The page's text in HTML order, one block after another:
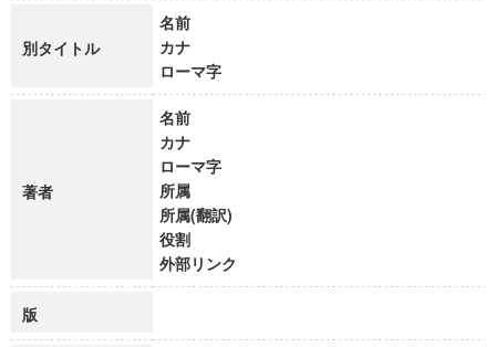
別タイトル
名前
カナ
ローマ字
著者
名前
カナ
ローマ字
所属
所属(翻訳)
役割
外部リンク
版